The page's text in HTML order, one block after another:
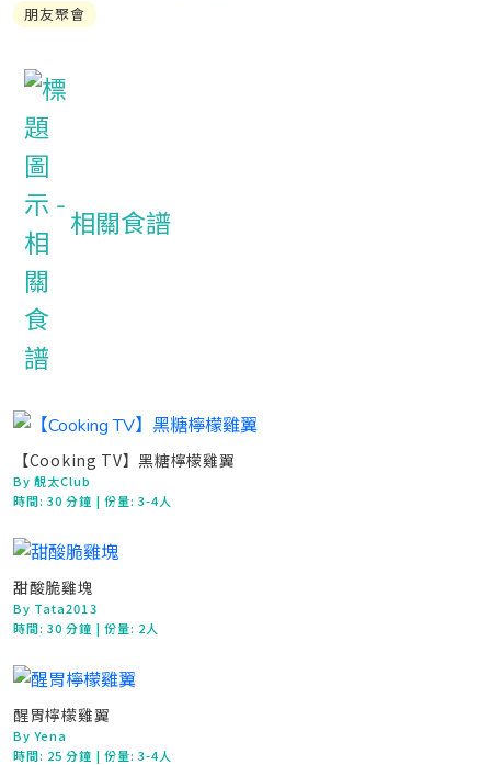
朋友聚會
相關食譜
【Cooking TV】黑糖檸檬雞翼
By 靚太Club
時間:30 分鐘 | 份量: 3-4人
甜酸脆雞塊
By Tata2013
時間:30 分鐘 | 份量: 2人
醒胃檸檬雞翼
By Yena
時間: 25 分鐘 | 份量: 3-4人